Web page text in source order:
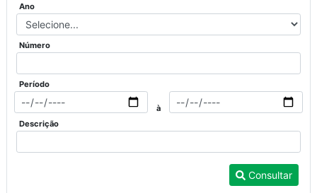
Ano
Número
Período
à
Descrição
Consultar